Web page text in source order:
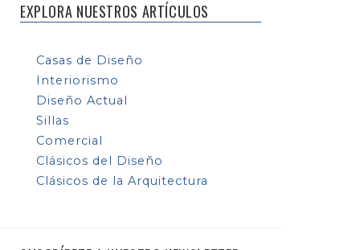
EXPLORA NUESTROS ARTÍCULOS
Casas de Diseño
Interiorismo
Diseño Actual
Sillas
Comercial
Clásicos del Diseño
Clásicos de la Arquitectura